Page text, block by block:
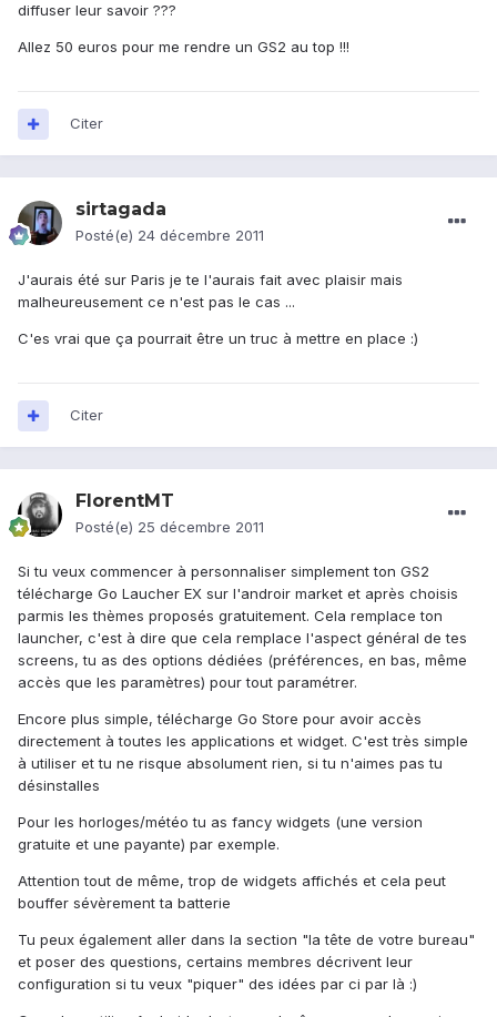
diffuser leur savoir ???
Allez 50 euros pour me rendre un GS2 au top !!!
Citer
sirtagada
Posté(e) 24 décembre 2011
J'aurais été sur Paris je te l'aurais fait avec plaisir mais
malheureusement ce n'est pas le cas ...
C'es vrai que ça pourrait être un truc à mettre en place :)
Citer
FlorentMT
Posté(e) 25 décembre 2011
Si tu veux commencer à personnaliser simplement ton GS2
télécharge Go Laucher EX sur l'androir market et après choisis
parmis les thèmes proposés gratuitement. Cela remplace ton
launcher, c'est à dire que cela remplace l'aspect général de tes
screens, tu as des options dédiées (préférences, en bas, même
accès que les paramètres) pour tout paramétrer.
Encore plus simple, télécharge Go Store pour avoir accès
directement à toutes les applications et widget. C'est très simple
à utiliser et tu ne risque absolument rien, si tu n'aimes pas tu
désinstalles
Pour les horloges/météo tu as fancy widgets (une version
gratuite et une payante) par exemple.
Attention tout de même, trop de widgets affichés et cela peut
bouffer sévèrement ta batterie
Tu peux également aller dans la section "la tête de votre bureau"
et poser des questions, certains membres décrivent leur
configuration si tu veux "piquer" des idées par ci par là :)